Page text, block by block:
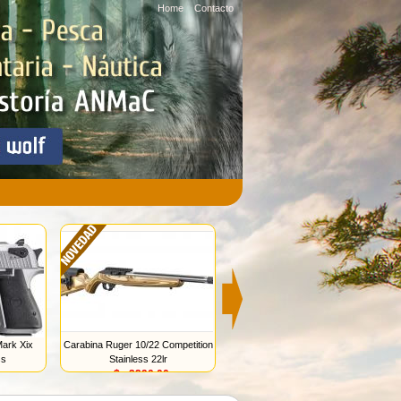
Home Contacto
Xix
Carabina Ruger 10/22 Competition
Stainless 22lr
u$s 2290.00